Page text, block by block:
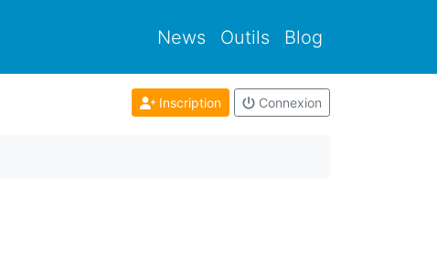
News Outils Blog
Inscription Connexion